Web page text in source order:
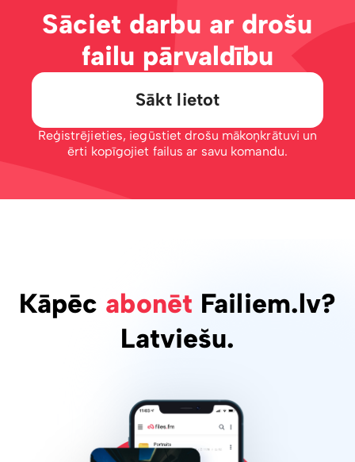
Sāciet darbu ar drošu
failu pārvaldību
Sākt lietot
Reģistrējieties, iegūstiet drošu mākoņkrātuvi un
ērti kopīgojiet failus ar savu komandu.
Kāpēc abonēt Failiem.lv?
Latviešu.